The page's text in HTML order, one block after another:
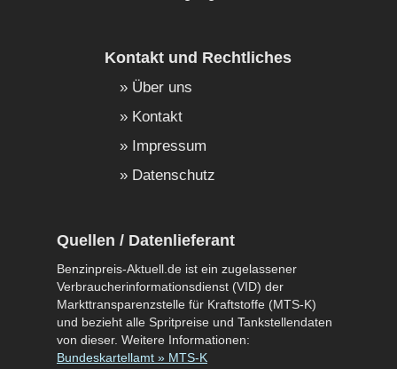
Kontakt und Rechtliches
Über uns
Kontakt
Impressum
Datenschutz
Quellen / Datenlieferant
Benzinpreis-Aktuell.de ist ein zugelassener
Verbraucherinformationsdienst (VID) der
Markttransparenzstelle für Kraftstoffe (MTS-K)
und bezieht alle Spritpreise und Tankstellendaten
von dieser. Weitere Informationen:
Bundeskartellamt » MTS-K